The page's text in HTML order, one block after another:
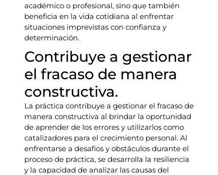
académico o profesional, sino que también
beneficia en la vida cotidiana al enfrentar
situaciones imprevistas con confianza y
determinación.
Contribuye a gestionar
el fracaso de manera
constructiva.
La práctica contribuye a gestionar el fracaso de
manera constructiva al brindar la oportunidad
de aprender de los errores y utilizarlos como
catalizadores para el crecimiento personal. Al
enfrentarse a desafíos y obstáculos durante el
proceso de práctica, se desarrolla la resiliencia
y la capacidad de analizar las causas del